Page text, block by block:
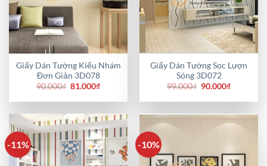
Giấy Dán Tường Kiểu Nhám
Đơn Giản 3D078
90.000₫ Giá
là:
81.000₫Giá
tại
81.000₫.
Giấy Dán Tường Sọc Lượn
Sóng 3D072
99.000₫ Giá
là:
90.000₫Giá
tại
90.000₫.
-11% -10%